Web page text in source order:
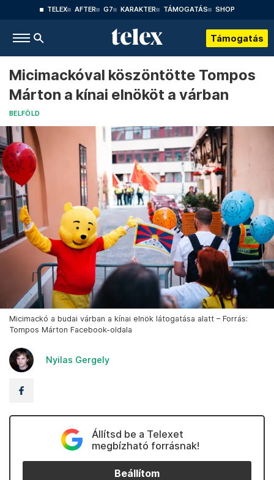
TELEX AFTER G7 KARAKTER TÁMOGATÁS SHOP
Támogatás
Micimackóval köszöntötte Tompos
Márton a kínai elnököt a várban
BELFÖLD
Micimackó a budai várban a kínai elnök látogatása alatt – Forrás:
Tompos Márton Facebook-oldala
Nyilas Gergely
Állítsd be a Telexet
megbízható forrásnak!
Beállítom